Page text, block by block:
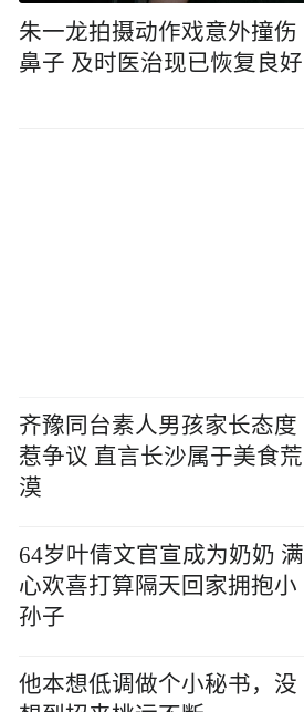
朱一龙拍摄动作戏意外撞伤
鼻子 及时医治现已恢复良好
齐豫同台素人男孩家长态度
惹争议 直言长沙属于美食荒
漠
64岁叶倩文官宣成为奶奶 满
心欢喜打算隔天回家拥抱小
孙子
他本想低调做个小秘书，没